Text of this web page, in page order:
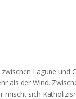
Lagune und
als der Wind.
mischt sich